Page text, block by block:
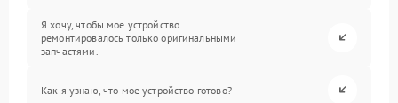
Я хочу, чтобы мое устройство
ремонтировалось только оригинальными
запчастями.
Как я узнаю, что мое устройство готово?